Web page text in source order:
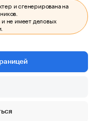
и сгенерирована на
и не имеет деловых